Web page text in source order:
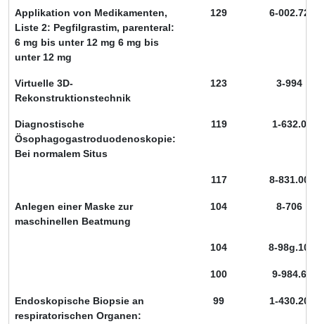
Applikation von Medikamenten,
Liste 2: Pegfilgrastim, parenteral:
6 mg bis unter 12 mg 6 mg bis
unter 12 mg
129 6-002.72
Virtuelle 3D-
Rekonstruktionstechnik
123 3-994
Diagnostische
Ösophagogastroduodenoskopie:
Bei normalem Situs
119 1-632.0
117 8-831.00
Anlegen einer Maske zur
maschinellen Beatmung
104 8-706
104 8-98g.10
100 9-984.6
Endoskopische Biopsie an
respiratorischen Organen:
99 1-430.20